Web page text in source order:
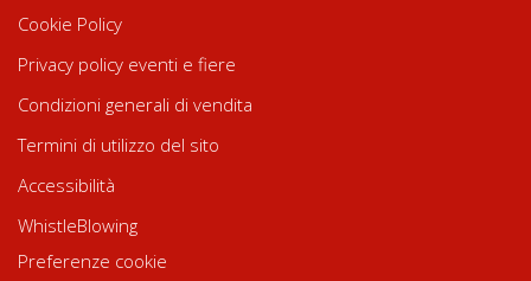
Cookie Policy
Privacy policy eventi e fiere
Condizioni generali di vendita
Termini di utilizzo del sito
Accessibilità
WhistleBlowing
Preferenze cookie